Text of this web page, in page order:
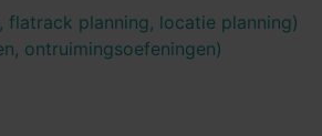
planning, locatie planning)
ontruimingsoefeningen)